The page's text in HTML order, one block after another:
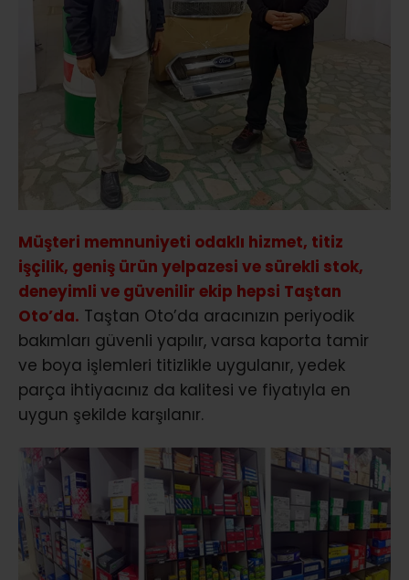
Müşteri memnuniyeti odaklı hizmet, titiz
işçilik, geniş ürün yelpazesi ve sürekli stok,
deneyimli ve güvenilir ekip hepsi Taştan
Oto’da. Taştan Oto’da aracınızın periyodik
bakımları güvenli yapılır, varsa kaporta tamir
ve boya işlemleri titizlikle uygulanır, yedek
parça ihtiyacınız da kalitesi ve fiyatıyla en
uygun şekilde karşılanır.